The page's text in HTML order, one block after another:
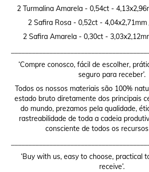
2 Turmalina Amarela - 0,54ct -
2 Safira Rosa - 0,52ct - 4,04x2,71mm
2 Safira Amarela - 0,30ct -
‘Compre conosco, fácil de escolher,
seguro para receber’.
Todos os nossos materiais são 100%
estado bruto diretamente dos principais
do mundo, prezamos pela qualidade,
rastreabilidade de toda a cadeia
consciente de todos os
‘Buy with us, easy to choose, practical
receive’.